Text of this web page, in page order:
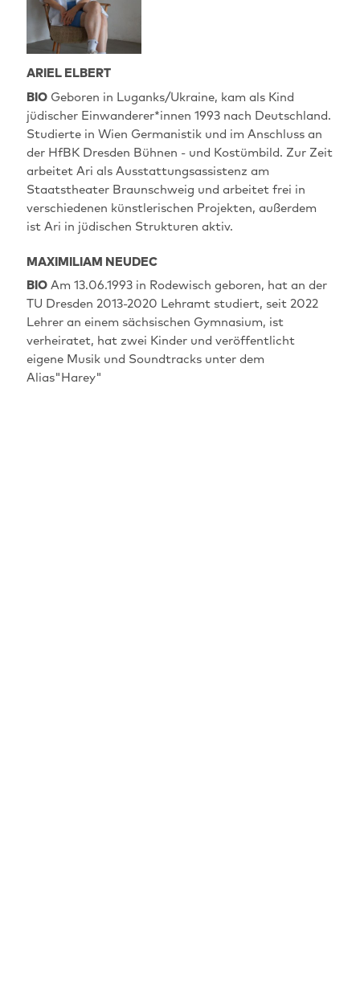
ARIEL ELBERT
BIOGeboren in Luganks/Ukraine, kam als Kind
jüdischer Einwanderer*innen 1993 nach Deutschland.
Studierte in Wien Germanistik und im Anschluss an
der HfBK Dresden Bühnen - und Kostümbild. Zur Zeit
arbeitet Ari als Ausstattungsassistenz am
Staatstheater Braunschweig und arbeitet frei in
verschiedenen künstlerischen Projekten, außerdem
ist Ari in jüdischen Strukturen aktiv.
MAXIMILIAM NEUDEC
BIOAm 13.06.1993 in Rodewisch geboren, hat an der
TU Dresden 2013-2020 Lehramt studiert, seit 2022
Lehrer an einem sächsischen Gymnasium, ist
verheiratet, hat zwei Kinder und veröffentlicht
eigene Musik und Soundtracks unter dem
Alias"Harey"